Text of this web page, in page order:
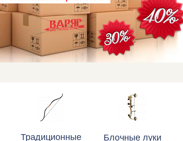
Традиционные Блочные луки